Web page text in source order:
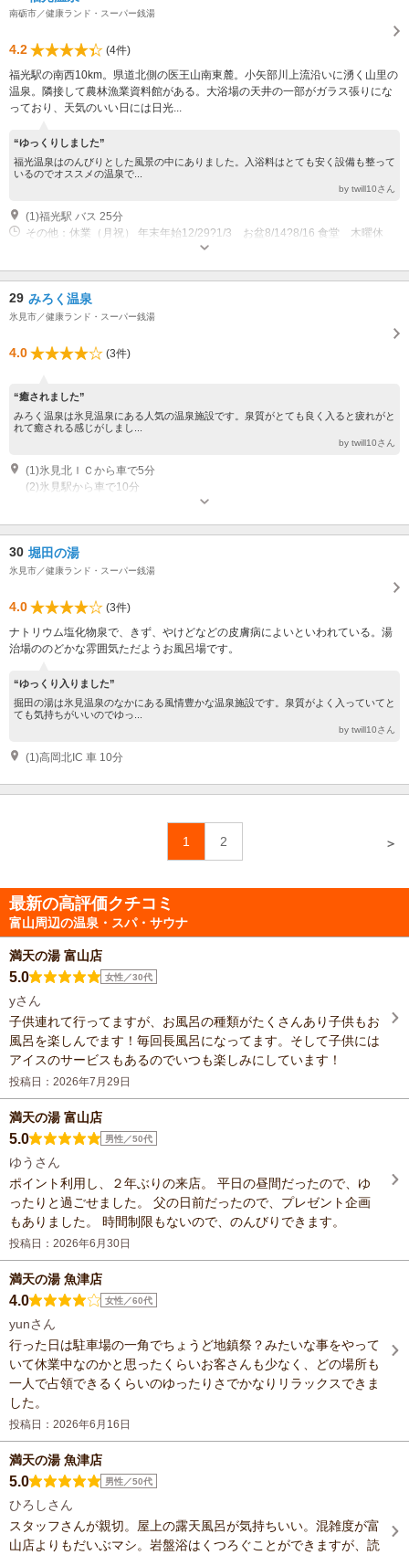
南砺市／健康ランド・スーパー銭湯
4.2
(4件)
福光駅の南西10km。県道北側の医王山南東麓。小矢部川上流沿いに湧く山里の
温泉。隣接して農林漁業資料館がある。大浴場の天井の一部がガラス張りにな
っており、天気のいい日には日光...
“ゆっくりしました”
福光温泉はのんびりとした風景の中にありました。入浴料はとても安く設備も整って
いるのでオススメの温泉で...
by twill10さん
(1)福光駅 バス 25分
その他：休業（月祝） 年末年始12/29?1/3 お盆8/14?8/16 食堂 木曜休
29 みろく温泉
氷見市／健康ランド・スーパー銭湯
4.0 (3件)
“癒されました”
みろく温泉は氷見温泉にある人気の温泉施設です。泉質がとても良く入ると疲れがと
れて癒される感じがしまし...
by twill10さん
(1)氷見北ＩＣから車で5分
(2)氷見駅から車で10分
30 堀田の湯
氷見市／健康ランド・スーパー銭湯
4.0
(3件)
ナトリウム塩化物泉で、きず、やけどなどの皮膚病によいといわれている。湯
治場ののどかな雰囲気ただようお風呂場です。
“ゆっくり入りました”
掘田の湯は氷見温泉のなかにある風情豊かな温泉施設です。泉質がよく入っていてと
ても気持ちがいいのでゆっ...
by twill10さん
(1)高岡北IC 車 10分
1 2 ＞
最新の高評価クチコミ
富山周辺の温泉・スパ・サウナ
満天の湯 富山店
5.0 女性／30代
yさん
子供連れて行ってますが、お風呂の種類がたくさんあり子供もお
風呂を楽しんでます！毎回長風呂になってます。そして子供には
アイスのサービスもあるのでいつも楽しみにしています！
投稿日：2026年7月29日
満天の湯 富山店
5.0 男性／50代
ゆうさん
ポイント利用し、２年ぶりの来店。 平日の昼間だったので、ゆ
ったりと過ごせました。 父の日前だったので、プレゼント企画
もありました。 時間制限もないので、のんびりできます。
投稿日：2026年6月30日
満天の湯 魚津店
4.0 女性／60代
yunさん
行った日は駐車場の一角でちょうど地鎮祭？みたいな事をやって
いて休業中なのかと思ったくらいお客さんも少なく、どの場所も
一人で占領できるくらいのゆったりさでかなりリラックスできま
した。
投稿日：2026年6月16日
満天の湯 魚津店
5.0 男性／50代
ひろしさん
スタッフさんが親切。屋上の露天風呂が気持ちいい。混雑度が富
山店よりもだいぶマシ。岩盤浴はくつろぐことができますが、読